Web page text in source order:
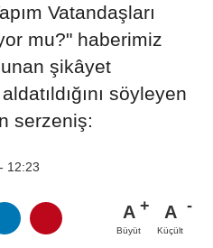
Vatandaşları
mu?" haberimiz
şikâyet
söyleyen
serzeniş:
12:23
A
Büyüt
A
Küçült